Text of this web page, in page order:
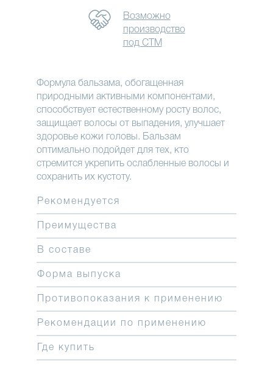
Возможно
производство
под СТМ
Формула бальзама, обогащенная
природными активными компонентами,
способствует естественному росту волос,
защищает волосы от выпадения, улучшает
здоровье кожи головы. Бальзам
оптимально подойдет для тех, кто
стремится укрепить ослабленные волосы и
сохранить их кустоту.
Рекомендуется
Преимущества
В составе
Форма выпуска
Противопоказания к применению
Рекомендации по применению
Где купить